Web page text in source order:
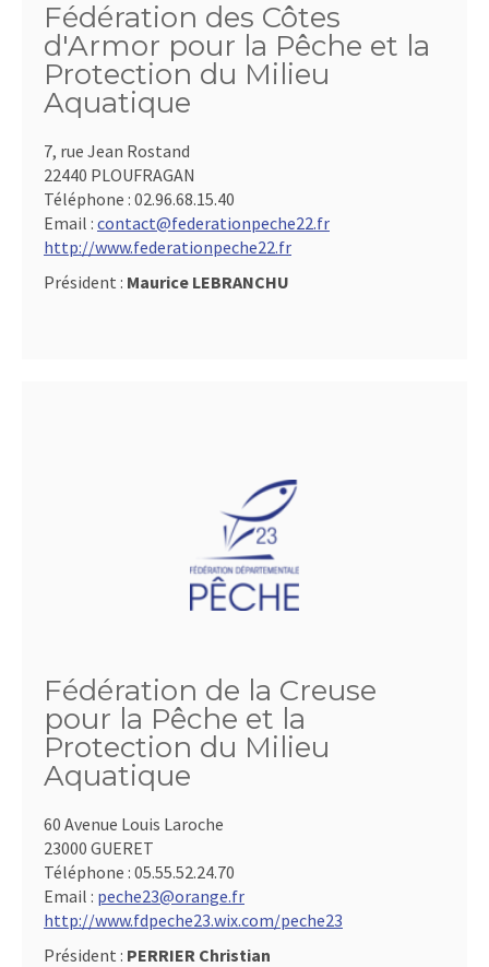
Fédération des Côtes
d'Armor pour la Pêche et la
Protection du Milieu
Aquatique
7, rue Jean Rostand
22440 PLOUFRAGAN
Téléphone : 02.96.68.15.40
Email : contact@federationpeche22.fr
http://www.federationpeche22.fr
Président : Maurice LEBRANCHU
Fédération de la Creuse
pour la Pêche et la
Protection du Milieu
Aquatique
60 Avenue Louis Laroche
23000 GUERET
Téléphone : 05.55.52.24.70
Email : peche23@orange.fr
http://www.fdpeche23.wix.com/peche23
Président : PERRIER Christian